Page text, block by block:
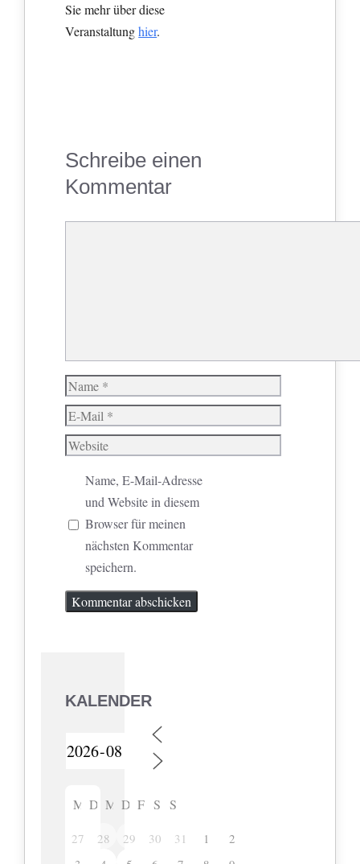
Sie mehr über diese
Veranstaltunghier.
Schreibe einen
Kommentar
Name
E-
Mail
Website
Name, E-Mail-Adresse
und Website in diesem
Browser für meinen
nächsten Kommentar
speichern.
KALENDER
M D M D F S S
27 28 29 30 31 1
2